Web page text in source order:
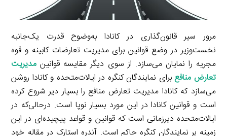
مرور سیر قانون‌گذاری در کانادا به‌وضوح قدرت یک‌جانبه
نخست‌وزیر در وضع قوانین برای مدیریت تعارضات کابینه و قوه
مجریه را نمایان می‌سازد. از سوی دیگر مقایسه قوانین مدیریت
تعارض منافع برای نمایندگان کنگره در ایالات‌متحده و کانادا روشن
می‌سازد که کانادا مدیریت تعارض منافع را بسیار دیر شروع کرده
است و قوانین کانادا در این مورد بسیار نوپا است. درحالی‌که در
ایالات‌متحده دیرزمانی است که قوانین و قواعد پیچیده‌ای در این
زمینه بر نمایندگان کنگره حاکم است. آندره استارک در مقاله خود